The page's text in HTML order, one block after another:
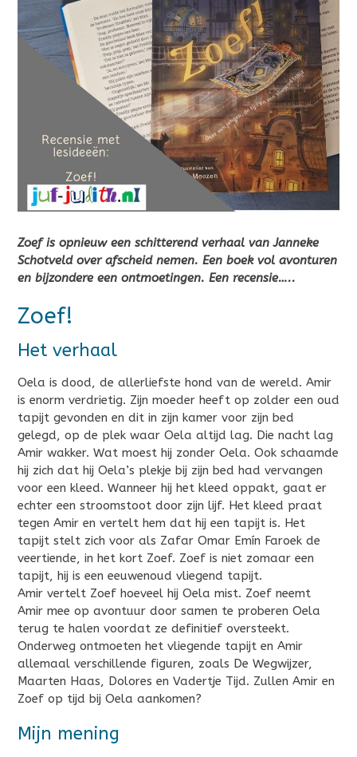
Zoef is opnieuw een schitterend verhaal van Janneke
Schotveld over afscheid nemen. Een boek vol avonturen
en bijzondere een ontmoetingen. Een recensie…..
Zoef!
Het verhaal
Oela is dood, de allerliefste hond van de wereld. Amir
is enorm verdrietig. Zijn moeder heeft op zolder een oud
tapijt gevonden en dit in zijn kamer voor zijn bed
gelegd, op de plek waar Oela altijd lag. Die nacht lag
Amir wakker. Wat moest hij zonder Oela. Ook schaamde
hij zich dat hij Oela’s plekje bij zijn bed had vervangen
voor een kleed. Wanneer hij het kleed oppakt, gaat er
echter een stroomstoot door zijn lijf. Het kleed praat
tegen Amir en vertelt hem dat hij een tapijt is. Het
tapijt stelt zich voor als Zafar Omar Emín Faroek de
veertiende, in het kort Zoef. Zoef is niet zomaar een
tapijt, hij is een eeuwenoud vliegend tapijt.
Amir vertelt Zoef hoeveel hij Oela mist. Zoef neemt
Amir mee op avontuur door samen te proberen Oela
terug te halen voordat ze definitief oversteekt.
Onderweg ontmoeten het vliegende tapijt en Amir
allemaal verschillende figuren, zoals De Wegwijzer,
Maarten Haas, Dolores en Vadertje Tijd. Zullen Amir en
Zoef op tijd bij Oela aankomen?
Mijn mening